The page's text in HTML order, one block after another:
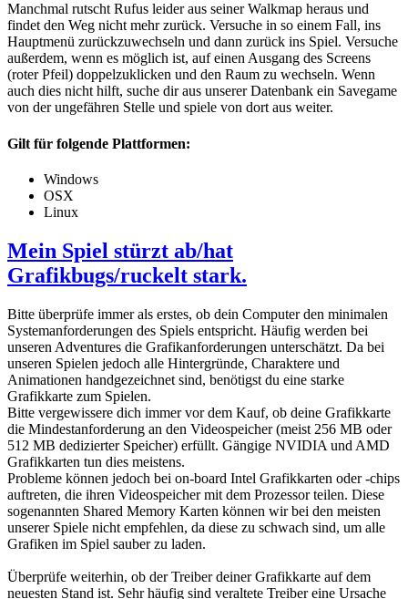
Manchmal rutscht Rufus leider aus seiner Walkmap heraus und
findet den Weg nicht mehr zurück. Versuche in so einem Fall, ins
Hauptmenü zurückzuwechseln und dann zurück ins Spiel. Versuche
außerdem, wenn es möglich ist, auf einen Ausgang des Screens
(roter Pfeil) doppelzuklicken und den Raum zu wechseln. Wenn
auch dies nicht hilft, suche dir aus unserer Datenbank ein Savegame
von der ungefähren Stelle und spiele von dort aus weiter.
Gilt für folgende Plattformen:
Windows
OSX
Linux
Mein Spiel stürzt ab/hat
Grafikbugs/ruckelt stark.
Bitte überprüfe immer als erstes, ob dein Computer den minimalen
Systemanforderungen des Spiels entspricht. Häufig werden bei
unseren Adventures die Grafikanforderungen unterschätzt. Da bei
unseren Spielen jedoch alle Hintergründe, Charaktere und
Animationen handgezeichnet sind, benötigst du eine starke
Grafikkarte zum Spielen.
Bitte vergewissere dich immer vor dem Kauf, ob deine Grafikkarte
die Mindestanforderung an den Videospeicher (meist 256 MB oder
512 MB dedizierter Speicher) erfüllt. Gängige NVIDIA und AMD
Grafikkarten tun dies meistens.
Probleme können jedoch bei on-board Intel Grafikkarten oder -chips
auftreten, die ihren Videospeicher mit dem Prozessor teilen. Diese
sogenannten Shared Memory Karten können wir bei den meisten
unserer Spiele nicht empfehlen, da diese zu schwach sind, um alle
Grafiken im Spiel sauber zu laden.
Überprüfe weiterhin, ob der Treiber deiner Grafikkarte auf dem
neuesten Stand ist. Sehr häufig sind veraltete Treiber eine Ursache